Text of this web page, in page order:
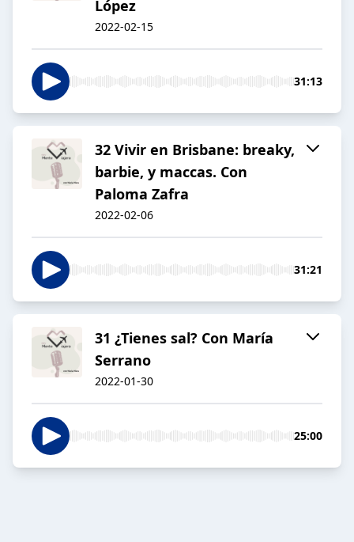
López
2022-02-15
31:13
32 Vivir en Brisbane: breaky,
barbie, y maccas. Con
Paloma Zafra
2022-02-06
31:21
31 ¿Tienes sal? Con María
Serrano
2022-01-30
25:00